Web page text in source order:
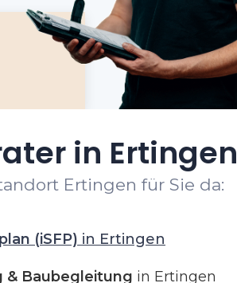
in Ertingen
Ertingen für Sie da:
(iSFP) in Ertingen
& Baubegleitung in Ertingen